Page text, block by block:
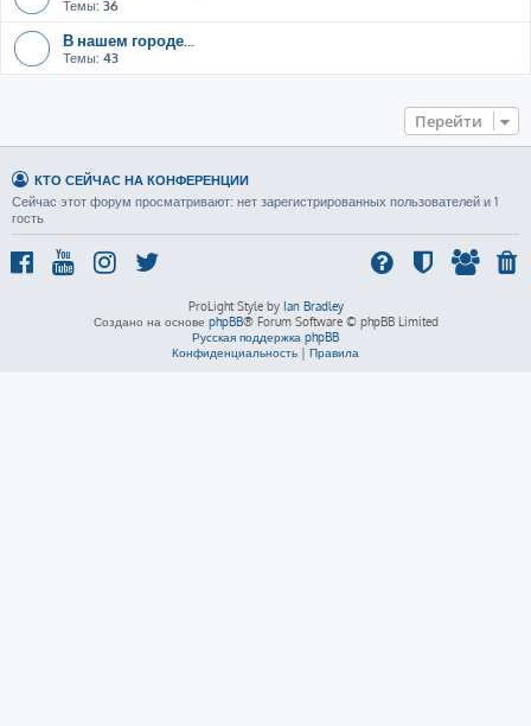
Темы: 36
В нашем городе...
Темы: 43
Перейти
КТО СЕЙЧАС НА КОНФЕРЕНЦИИ
Сейчас этот форум просматривают: нет зарегистрированных пользователей и 1
гость
ProLight Style by Ian Bradley
Создано на основе phpBB® Forum Software © phpBB Limited
Русская поддержка phpBB
Конфиденциальность | Правила